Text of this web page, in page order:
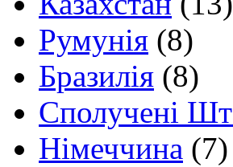
Румунія (8)
Бразилія (8)
Сполучені
Німеччина (7)